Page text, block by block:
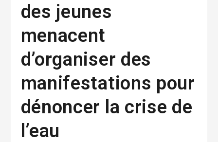
des jeunes
menacent
d’organiser des
manifestations pour
dénoncer la crise de
l’eau